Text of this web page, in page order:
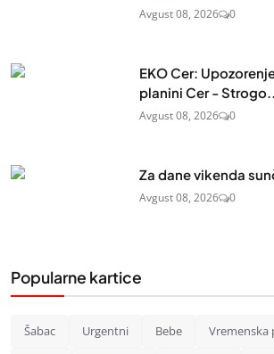
Avgust 08, 2026 0
EKO Cer:
planini Cer - Strogo...
Avgust 08, 2026 0
Za dane vikenda
Avgust 08, 2026 0
Popularne kartice
Šabac Urgentni Bebe Vremenska